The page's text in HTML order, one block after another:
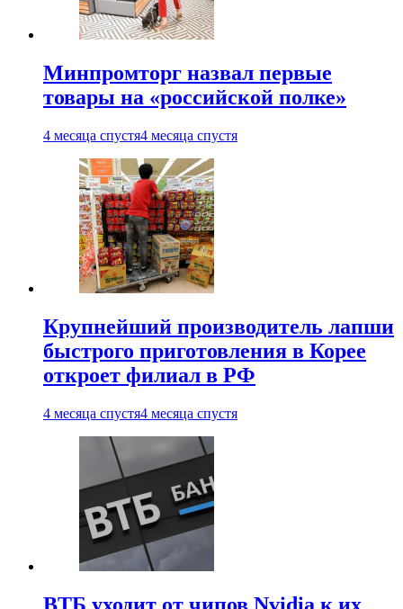
Минпромторг назвал первые
товары на «российской полке»
4 месяца спустя4 месяца спустя
Крупнейший производитель лапши
быстрого приготовления в Корее
откроет филиал в РФ
4 месяца спустя4 месяца спустя
ВТБ уходит от чипов Nvidia к их